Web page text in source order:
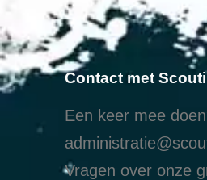
Contact met
Een keer mee
Vragen over onze